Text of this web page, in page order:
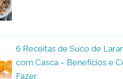
6 Receitas de Suco de
com Casca – Benefícios e
Fazer